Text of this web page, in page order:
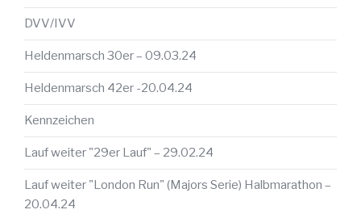
DVV/IVV
Heldenmarsch 30er – 09.03.24
Heldenmarsch 42er -20.04.24
Kennzeichen
Lauf weiter "29er Lauf" – 29.02.24
Lauf weiter "London Run" (Majors Serie) Halbmarathon –
20.04.24